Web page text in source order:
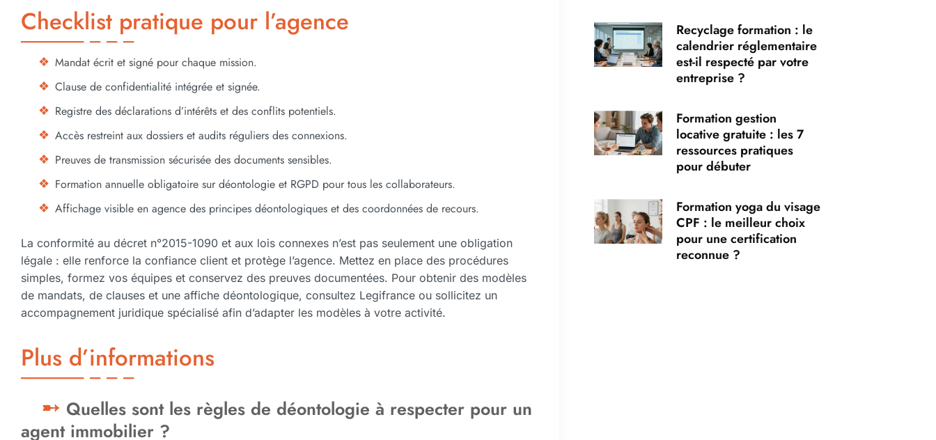
Checklist pratique pour l’agence
Mandat écrit et signé pour chaque mission.
Clause de confidentialité intégrée et signée.
Registre des déclarations d’intérêts et des conflits potentiels.
Accès restreint aux dossiers et audits réguliers des connexions.
Preuves de transmission sécurisée des documents sensibles.
Formation annuelle obligatoire sur déontologie et RGPD pour tous les collaborateurs.
Affichage visible en agence des principes déontologiques et des coordonnées de recours.
La conformité au décret n°2015-1090 et aux lois connexes n’est pas seulement une obligation
légale : elle renforce la confiance client et protège l’agence. Mettez en place des procédures
simples, formez vos équipes et conservez des preuves documentées. Pour obtenir des modèles
de mandats, de clauses et une affiche déontologique, consultez Legifrance ou sollicitez un
accompagnement juridique spécialisé afin d’adapter les modèles à votre activité.
Plus d’informations
Quelles sont les règles de déontologie à respecter pour un
agent immobilier ?
Recyclage formation : le
calendrier réglementaire
est-il respecté par votre
entreprise ?
Formation gestion
locative gratuite : les 7
ressources pratiques
pour débuter
Formation yoga du visage
CPF : le meilleur choix
pour une certification
reconnue ?